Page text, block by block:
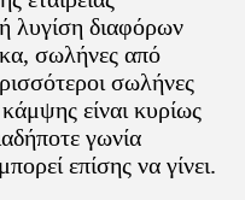
λυγί­ση διαφόρων
σωλήνες από
σωλήνες
είναι κυρίως
γωνία
επίσης να γίνει.